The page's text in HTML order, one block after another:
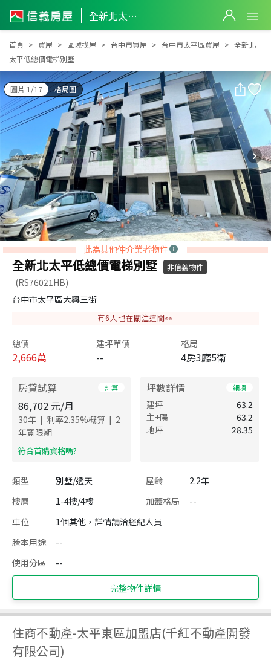
全新北太平低總價電梯別墅
全新北太平低總價電梯別墅
首頁 買屋 區域找屋 台中市買屋 台中市太平區買屋
全新北
太平低總價電梯別墅
圖片 1/17 格局圖
此為其他仲介業者物件
全新北太平低總價電梯別墅 非信義物件
(RS76021HB)
台中市太平區大興三街
有6 人也在關注這間👀
總價
2,666萬
建坪單價
--
格局
4房3廳5衛
房貸試算 計算
86,702 元/月
30年 | 利率2.35%概算 | 2
年寬限期
​符合首購資格嗎?
坪數詳情 細項
建坪
63.2
主+陽
63.2
地坪
28.35
類型 別墅/透天 屋齡
2.2年
樓層
1-4樓/4樓 加蓋格局
--
車位
1個其他，詳情請洽經紀人員
謄本用途
--
使用分區
--
完整物件詳情
住商不動產-太平東區加盟店(千紅不動產開發
有限公司)